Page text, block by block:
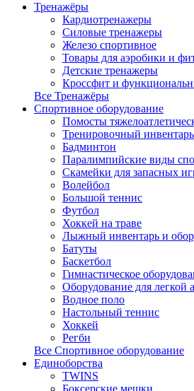
Тренажёры
Кардиотренажеры
Силовые тренажеры
Железо спортивное
Товары для аэробики и
Детские тренажеры
Кроссфит и
Все Тренажёры
Спортивное оборудование
Помосты
Тренировочный
Бадминтон
Паралимпийские виды
Скамейки для запасных
Волейбол
Большой теннис
Футбол
Хоккей на траве
Лыжный инвентарь и
Батуты
Баскетбол
Гимнастическое
Оборудование для легкой
Водное поло
Настольный теннис
Хоккей
Регби
Все Спортивное оборудование
Единоборства
TWINS
Боксерские мешки